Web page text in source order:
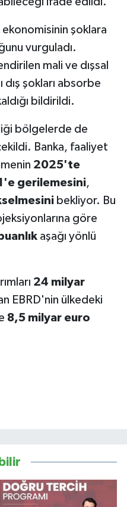
ekonomisinin şoklara
vurguladı.
mali ve dışsal
dış şokları absorbe
bildirildi.
bölgelerde de
Banka, faaliyet
2025'te
gerilemesini,
bekliyor. Bu
göre
aşağı yönlü
24 milyar
EBRD'nin ülkedeki
8,5 milyar euro